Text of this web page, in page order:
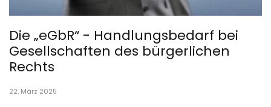
Die „eGbR“ - Handlungsbedarf bei
Gesellschaften des bürgerlichen
Rechts
22. März 2025